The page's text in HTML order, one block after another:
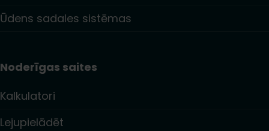
Ūdens sadales sistēmas
Noderīgas saites
Kalkulatori
Lejupielādēt